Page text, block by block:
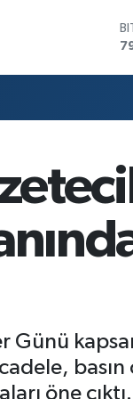
Günü
basın
öne çıktı.